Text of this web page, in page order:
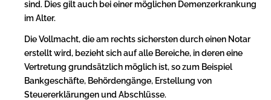
sind. Dies gilt auch bei einer möglichen Demenzerkrankung
im Alter.
Die Vollmacht, die am rechts sichersten durch einen Notar
erstellt wird, bezieht sich auf alle Bereiche, in deren eine
Vertretung grundsätzlich möglich ist, so zum Beispiel
Bankgeschäfte, Behördengänge, Erstellung von
Steuererklärungen und Abschlüsse.